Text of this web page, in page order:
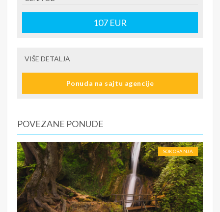
107 EUR
VIŠE DETALJA
Ponuda na sajtu agencije
POVEZANE PONUDE
SOKOBANJA